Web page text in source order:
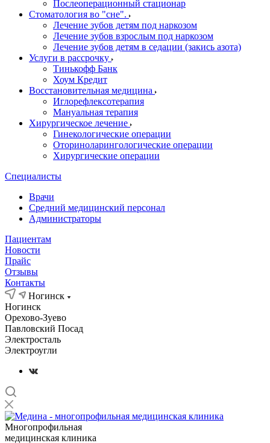
Послеоперационный стационар
Стоматология во "сне".
Лечение зубов детям под наркозом
Лечение зубов взрослым под наркозом
Лечение зубов детям в седации (закись азота)
Услуги в рассрочку
Тинькофф Банк
Хоум Кредит
Восстановительная медицина
Иглорефлексотерапия
Мануальная терапия
Хирургическое лечение
Гинекологические операции
Оториноларингологические операции
Хирургические операции
Специалисты
Врачи
Средний медицинский персонал
Администраторы
Пациентам
Новости
Прайс
Отзывы
Контакты
Ногинск
Ногинск
Орехово-Зуево
Павловский Посад
Электросталь
Электроугли
Многопрофильная
медицинская клиника